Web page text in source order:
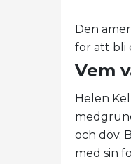
Den
för att bli
Vem
Helen
och döv.
med sin